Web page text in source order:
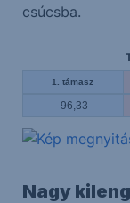
csúcsba.
1. támasz
96,33
Nagy